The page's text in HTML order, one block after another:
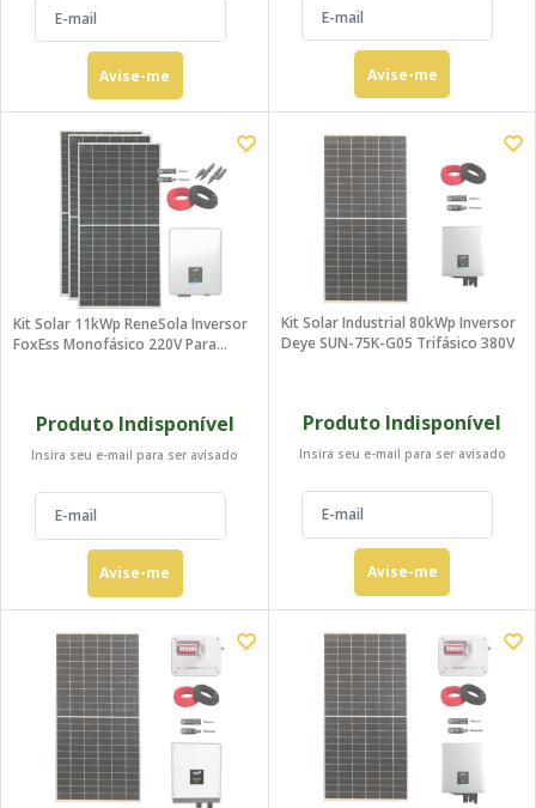
Avise-me Avise-me
Kit Solar 11kWp ReneSola Inversor
FoxEss Monofásico 220V Para
Produto Indisponível
Insira seu e-mail para ser avisado
Avise-me
Kit Solar Industrial 80kWp Inversor
Deye SUN-75K-G05 Trifásico 380V
Produto Indisponível
Insira seu e-mail para ser avisado
Avise-me